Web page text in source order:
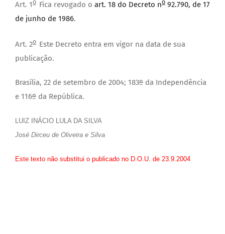
Art. 1o Fica revogado o art. 18 do Decreto no 92.790, de 17
de junho de 1986.
Art. 2o Este Decreto entra em vigor na data de sua
publicação.
Brasília, 22 de setembro de 2004; 183º da Independência
e 116º da República.
LUIZ INÁCIO LULA DA SILVA
José Dirceu de Oliveira e Silva
Este texto não substitui o publicado no D.O.U. de 23.9.2004